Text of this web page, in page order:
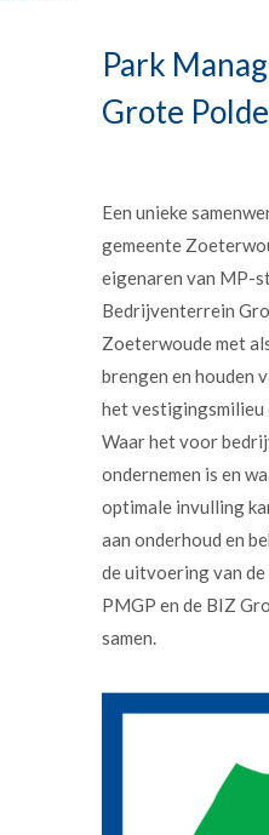
Park
Grote
Een unieke
gemeente
eigenaren van MP-
Bedrijventerrein
Zoeterwoude met
brengen en houden
het vestigingsmilieu
Waar het voor
ondernemen is en
optimale invulling
aan onderhoud en
de uitvoering van
PMGP en de BIZ
samen.